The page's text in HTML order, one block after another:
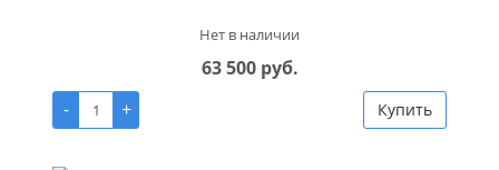
Нет в наличии
63 500 руб.
-
+ Купить